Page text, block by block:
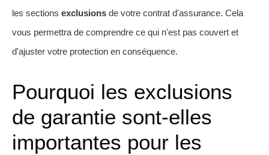
les sections exclusions de votre contrat d'assurance. Cela
vous permettra de comprendre ce qui n'est pas couvert et
d'ajuster votre protection en conséquence.
Pourquoi les exclusions
de garantie sont-elles
importantes pour les